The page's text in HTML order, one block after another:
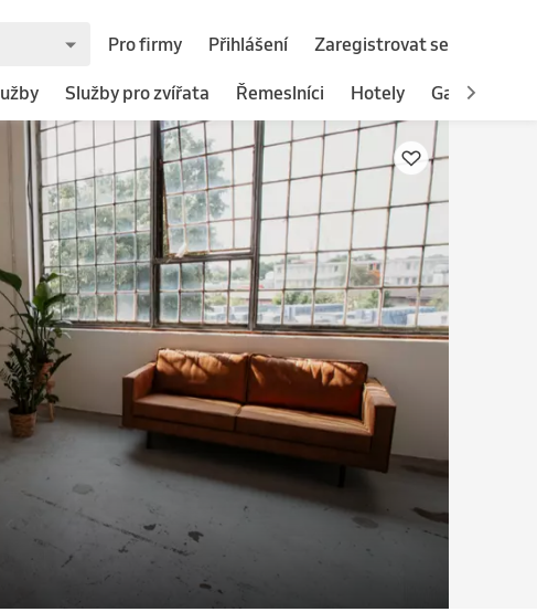
Pro firmy Přihlášení Zaregistrovat se
Služby pro zvířata Řemeslníci Hotely Gastronomie